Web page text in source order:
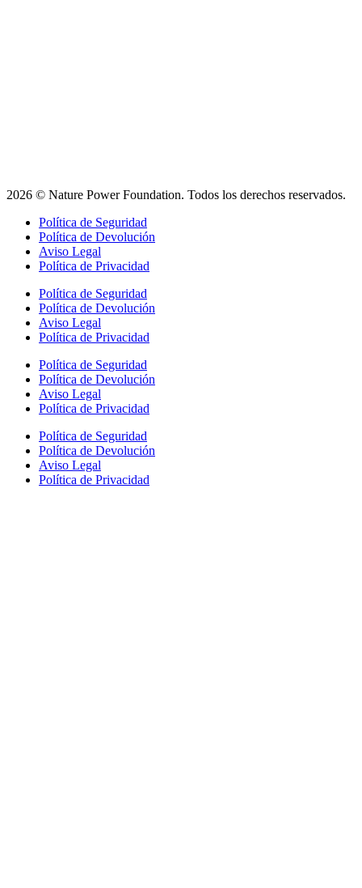
2026 © Nature Power Foundation. Todos los derechos reservados.
Política de Seguridad
Política de Devolución
Aviso Legal
Política de Privacidad
Política de Seguridad
Política de Devolución
Aviso Legal
Política de Privacidad
Política de Seguridad
Política de Devolución
Aviso Legal
Política de Privacidad
Política de Seguridad
Política de Devolución
Aviso Legal
Política de Privacidad